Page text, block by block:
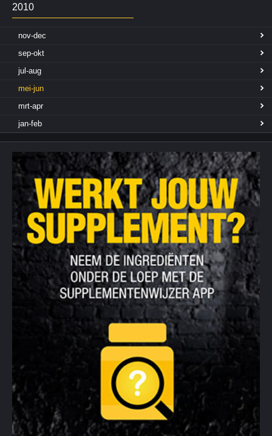
2010
nov-dec
sep-okt
jul-aug
mei-jun
mrt-apr
jan-feb